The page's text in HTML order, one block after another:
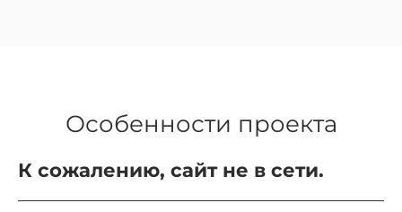
Особенности проекта
К сожалению, сайт не в сети.